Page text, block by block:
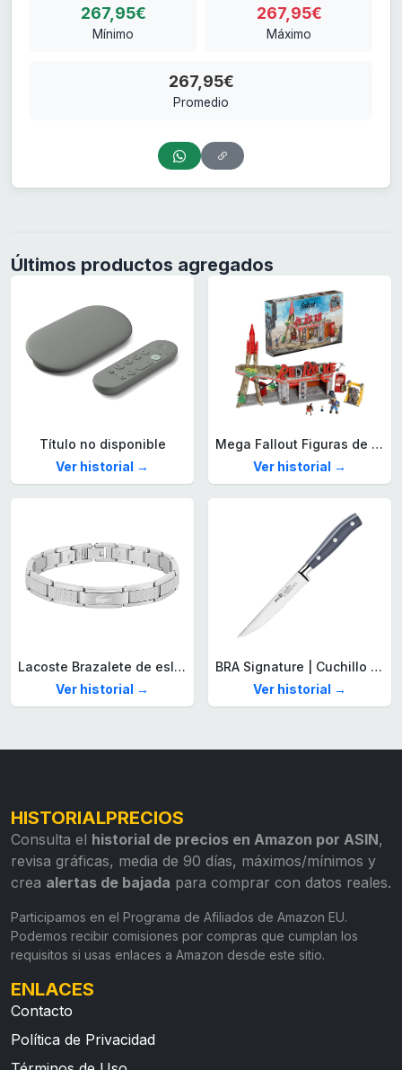
267,95€
Mínimo
267,95€
Máximo
267,95€
Promedio
Últimos productos agregados
Título no disponible
Ver historial →
Mega Fallout Figuras de acción y Juguetes de construcción, Parada de Camiones Red Rocket con 824 Piezas, 2 Personajes articulados y Accesorios, para coleccionistas, HXT00
Ver historial →
Lacoste Brazalete de eslabón para Hombre Colección STENCIL de Acero inoxidable
Ver historial →
BRA Signature | Cuchillo tomatero 120 mm, Acero Inoxidable alemán forjado con Molibdeno Vanadio, Mango Remachado ABS, Diseño Ergonómico, Hoja 1,6 mm espesor
Ver historial →
HISTORIALPRECIOS
Consulta el historial de precios en Amazon por ASIN,
revisa gráficas, media de 90 días, máximos/mínimos y
crea alertas de bajada para comprar con datos reales.
Participamos en el Programa de Afiliados de Amazon EU.
Podemos recibir comisiones por compras que cumplan los
requisitos si usas enlaces a Amazon desde este sitio.
ENLACES
Contacto
Política de Privacidad